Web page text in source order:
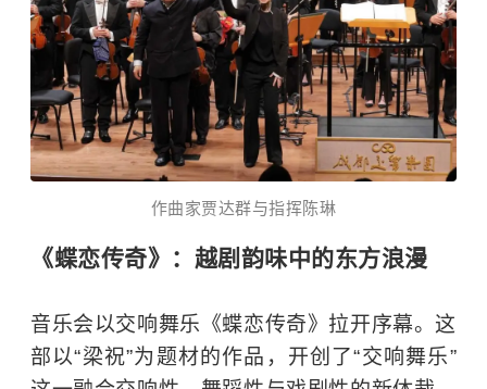
作曲家贾达群与指挥陈琳
《蝶恋传奇》：越剧韵味中的东方浪漫
音乐会以交响舞乐《蝶恋传奇》拉开序幕。这
部以“梁祝”为题材的作品，开创了“交响舞乐”